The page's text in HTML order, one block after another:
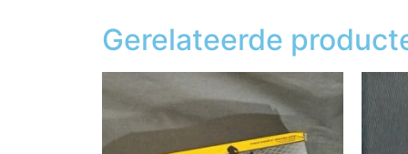
Gerelateerde